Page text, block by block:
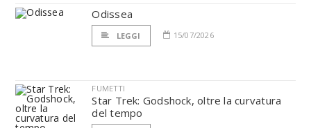
Odissea
LEGGI 15/07/2026
FUMETTI
Star Trek: Godshock, oltre la curvatura
del tempo